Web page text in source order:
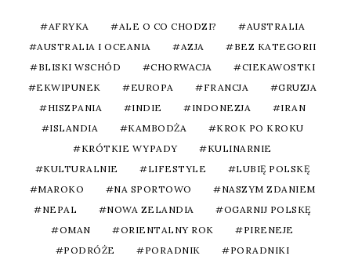
AFRYKA ALE O CO CHODZI?
AUSTRALIA
AUSTRALIA I OCEANIA
AZJA
BEZ KATEGORII
BLISKI WSCHÓD
CHORWACJA
CIEKAWOSTKI
EKWIPUNEK
EUROPA FRANCJA
GRUZJA
HISZPANIA
INDIE INDONEZJA
IRAN
ISLANDIA
KAMBODŻA
KROK PO KROKU
KRÓTKIE WYPADY
KULINARNIE
KULTURALNIE
LIFESTYLE
LUBIĘ POLSKĘ
MAROKO
NA SPORTOWO
NASZYM ZDANIEM
NEPAL
NOWA ZELANDIA
OGARNIJ POLSKĘ
OMAN
ORIENTALNY ROK
PIRENEJE
PODRÓŻE
PORADNIK
PORADNIKI